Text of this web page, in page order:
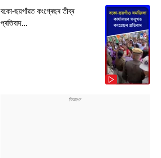
বকো-ছয়গাঁৱত কংগ্ৰেছৰ তীব্ৰ
প্ৰতিবাদ...